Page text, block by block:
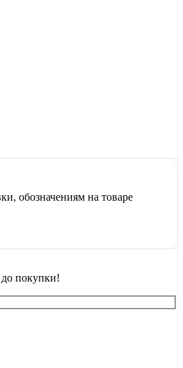
обозначениям на товаре
покупки!